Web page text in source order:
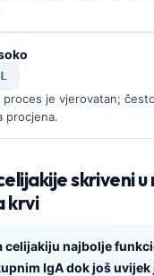
proces je vjerovatan;
procjena.
skriveni u
krvi
celijakiju najbolje
IgA dok još uvijek